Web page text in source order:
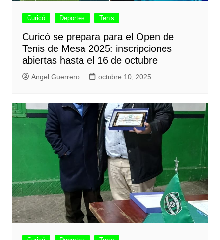
Curicó Deportes Tenis
Curicó se prepara para el Open de
Tenis de Mesa 2025: inscripciones
abiertas hasta el 16 de octubre
Angel Guerrero octubre 10, 2025